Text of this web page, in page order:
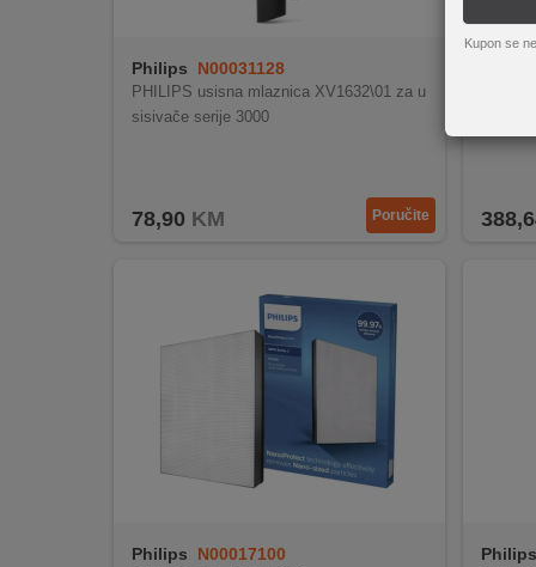
Kupon se
Philips N00031128
PHILIPS usisna mlaznica XV1632\01 za u
sisivače serije 3000
78,90 KM Poručite
Philips N00017100 Philips